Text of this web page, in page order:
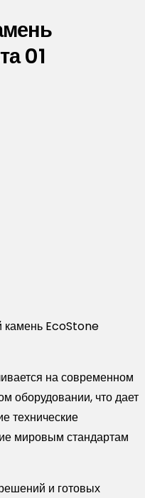
01
камень EcoStone
на современном
оборудовании, что дает
технические
мировым стандартам
и готовых